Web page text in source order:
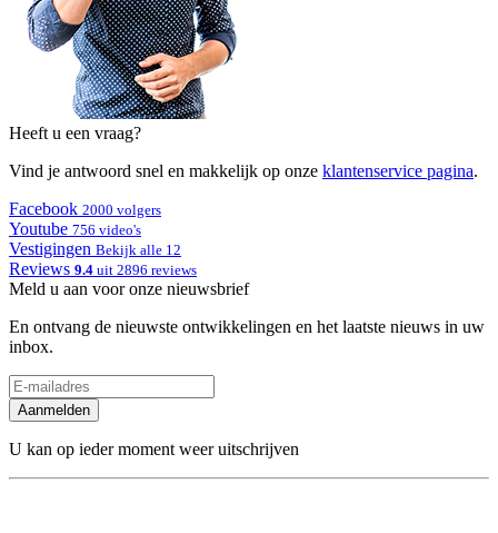
Heeft u een vraag?
Vind je antwoord snel en makkelijk op onze klantenservice pagina.
Facebook 2000 volgers
Youtube 756 video's
Vestigingen Bekijk alle 12
Reviews 9.4 uit 2896 reviews
Meld u aan voor onze nieuwsbrief
En ontvang de nieuwste ontwikkelingen en het laatste nieuws in uw
inbox.
Aanmelden
U kan op ieder moment weer uitschrijven